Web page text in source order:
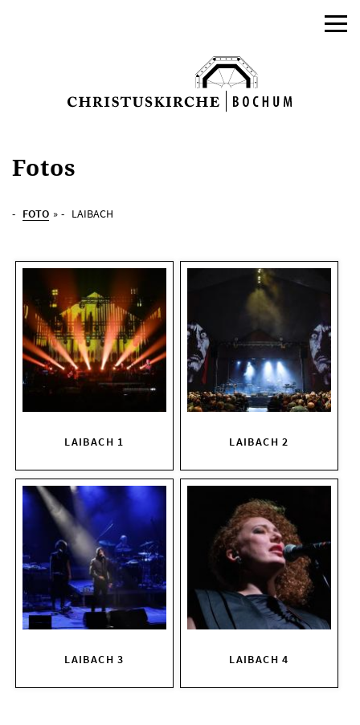
AKTUELLES
PROGRAMM
KIRCHE DER KULTUREN
KONTAKT
Facebook
Ticktes kaufen
Kontakt
Fotos
FOTO » LAIBACH
LAIBACH 1 LAIBACH 2
LAIBACH 3 LAIBACH 4